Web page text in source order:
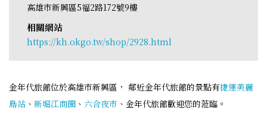
高雄市新興區5福2路172號9樓
相關網站
https://kh.okgo.tw/shop/2928.html
金年代旅館位於高雄市新興區， 鄰近金年代旅館的景點有捷運美麗
島站 、 新堀江商圈 、 六合夜市 、金年代旅館歡迎您的蒞臨。